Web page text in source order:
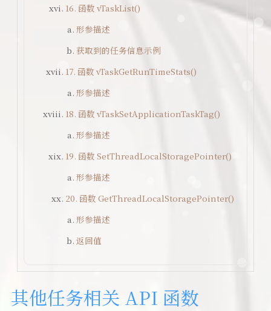
16. 函数 vTaskList()
形参描述
获取到的任务信息示例
17. 函数 vTaskGetRunTimeStats()
形参描述
18. 函数 vTaskSetApplicationTaskTag()
形参描述
19. 函数 SetThreadLocalStoragePointer()
形参描述
20. 函数 GetThreadLocalStoragePointer()
形参描述
返回值
其他任务相关 API 函数